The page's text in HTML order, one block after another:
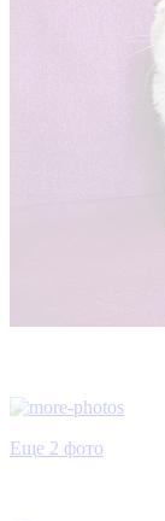
Еще 2 фото